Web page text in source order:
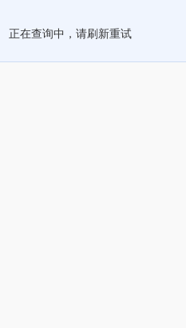
正在查询中，请刷新重试